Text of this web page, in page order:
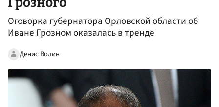
Оговорка губернатора Орловской области об
Иване Грозном оказалась в тренде
Денис Волин